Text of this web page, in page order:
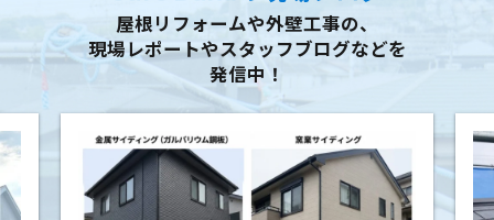
屋根リフォームや外壁工事の、
現場レポートやスタッフブログなどを
発信中！